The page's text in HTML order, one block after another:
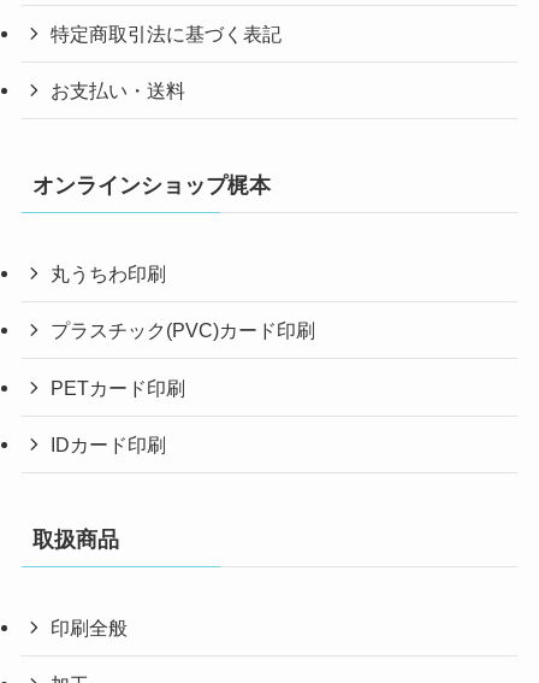
特定商取引法に基づく表記
お支払い・送料
オンラインショップ梶本
丸うちわ印刷
プラスチック(PVC)カード印刷
PETカード印刷
IDカード印刷
取扱商品
印刷全般